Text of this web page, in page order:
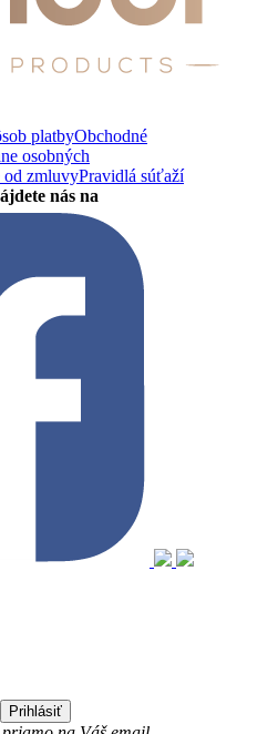
platbyObchodné
osobných
od zmluvyPravidlá súťaží
nás na
Prihlásiť